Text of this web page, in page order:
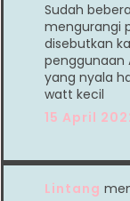
Sudah
mengurangi
disebutkan
penggunaan
yang nyala
watt kecil
15 April
Lintang